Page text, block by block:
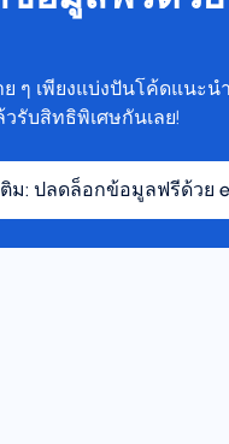
ๆ เพียงแบ่งปันโค้ดแนะน
รับสิทธิพิเศษกันเลย!
ม: ปลดล็อกข้อมูลฟรีด้วย